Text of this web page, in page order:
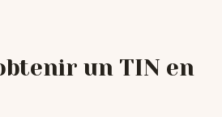
un TIN en